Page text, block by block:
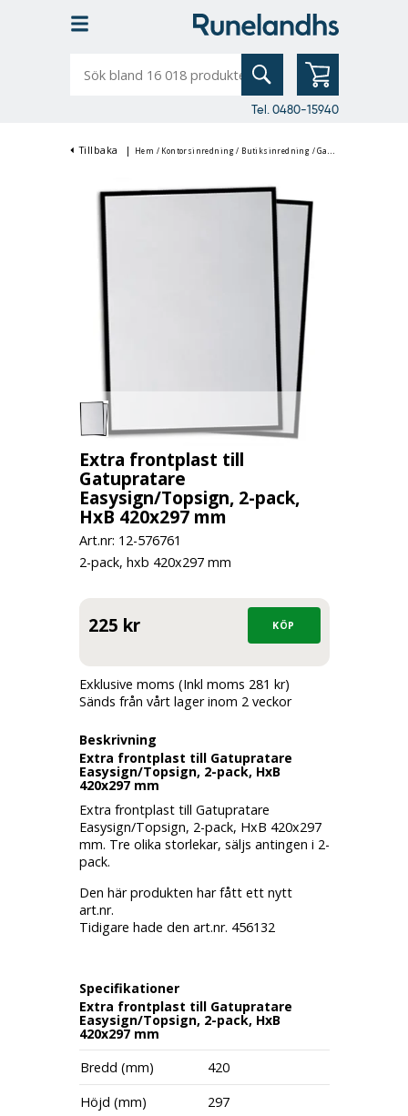
bland
Tel. 0480-15940
Tillbaka | Hem / Kontorsinredning / Butiksinredning /Gatupratare & Trottoarpratare
Extra frontplast till
Gatupratare
Easysign/Topsign, 2-pack,
HxB 420x297 mm
Art.nr: 12-576761
2-pack, hxb 420x297 mm
225 kr
Exklusive moms (Inkl moms 281 kr)
Sänds från vårt lager inom 2 veckor
Beskrivning
Extra frontplast till Gatupratare
Easysign/Topsign, 2-pack, HxB
420x297 mm
Extra frontplast till Gatupratare
Easysign/Topsign, 2-pack, HxB 420x297
mm. Tre olika storlekar, säljs antingen i 2-
pack.
Den här produkten har fått ett nytt
art.nr.
Tidigare hade den art.nr. 456132
Specifikationer
Extra frontplast till Gatupratare
Easysign/Topsign, 2-pack, HxB
420x297 mm
Bredd (mm)
420
Höjd (mm)
297